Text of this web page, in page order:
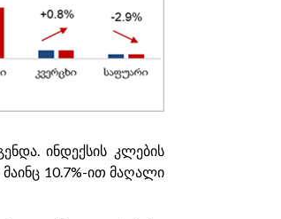
ინდექსის კლების
10.7%-ით მაღალი